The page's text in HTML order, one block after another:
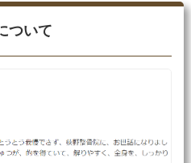
ついて